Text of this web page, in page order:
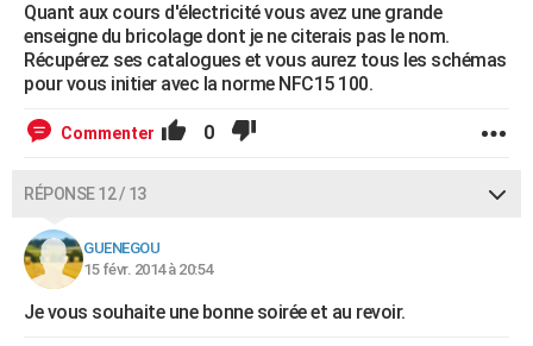
Quant aux cours d'électricité vous avez une grande
enseigne du bricolage dont je ne citerais pas le nom.
Récupérez ses catalogues et vous aurez tous les schémas
pour vous initier avec la norme NFC15 100.
Commenter 0
RÉPONSE 12 / 13
GUENEGOU
15 févr. 2014 à 20:54
Je vous souhaite une bonne soirée et au revoir.